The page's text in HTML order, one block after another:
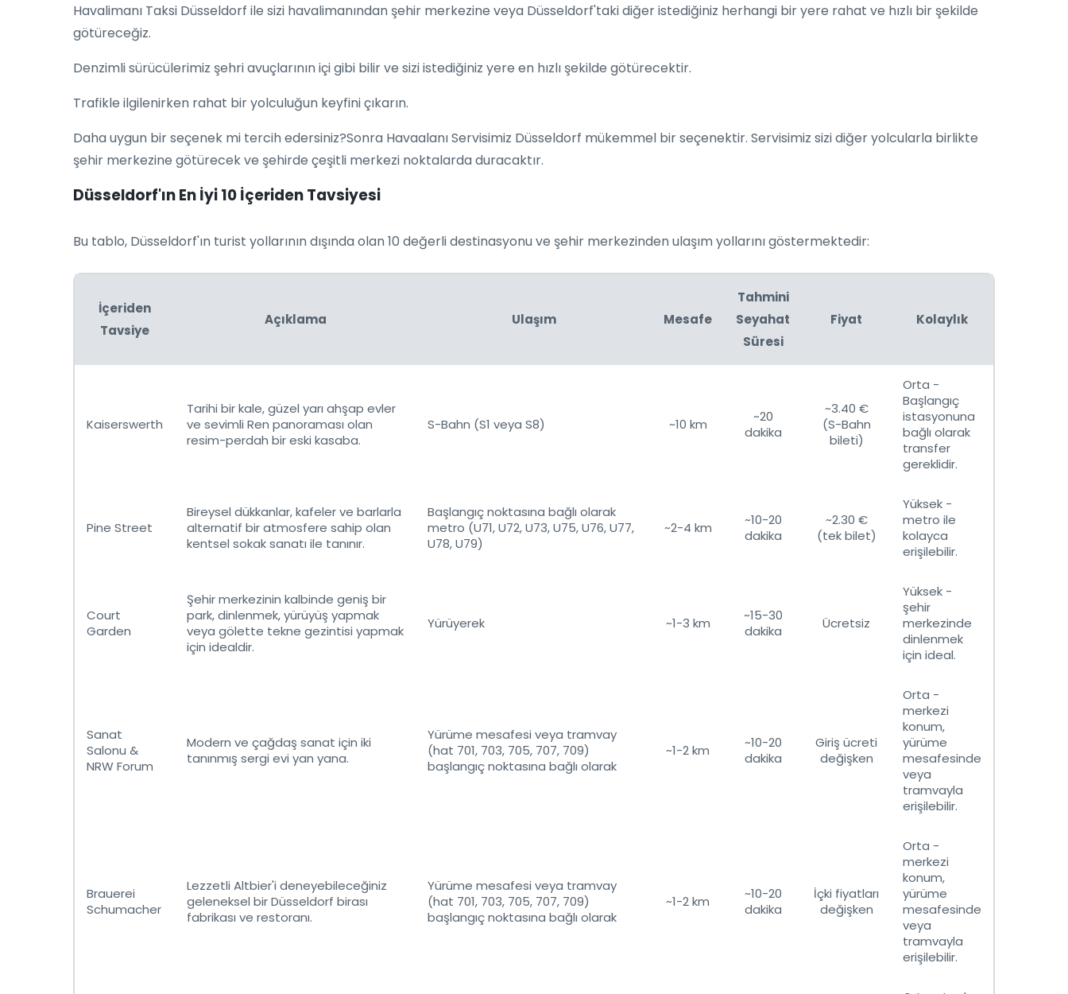
Havalimanı Taksi Düsseldorf ile sizi havalimanından şehir merkezine veya Düsseldorf'taki diğer istediğiniz herhangi bir yere rahat ve hızlı bir şekilde
götüreceğiz.
Denzimli sürücülerimiz şehri avuçlarının içi gibi bilir ve sizi istediğiniz yere en hızlı şekilde götürecektir.
Trafikle ilgilenirken rahat bir yolculuğun keyfini çıkarın.
Daha uygun bir seçenek mi tercih edersiniz?Sonra Havaalanı Servisimiz Düsseldorf mükemmel bir seçenektir. Servisimiz sizi diğer yolcularla birlikte
şehir merkezine götürecek ve şehirde çeşitli merkezi noktalarda duracaktır.
Düsseldorf'ın En İyi 10 İçeriden Tavsiyesi
Bu tablo, Düsseldorf'ın turist yollarının dışında olan 10 değerli destinasyonu ve şehir merkezinden ulaşım yollarını göstermektedir:
İçeriden
Tavsiye
Açıklama Ulaşım Mesafe
Tahmini
Seyahat
Süresi
Fiyat Kolaylık
Kaiserswerth
Tarihi bir kale, güzel yarı ahşap evler
ve sevimli Ren panoraması olan
resim-perdah bir eski kasaba.
S-Bahn (S1 veya S8) ~10 km
~20
dakika
~3.40 €
(S-Bahn
bileti)
Orta -
Başlangıç
istasyonuna
bağlı olarak
transfer
gereklidir.
Pine Street
Bireysel dükkanlar, kafeler ve barlarla
alternatif bir atmosfere sahip olan
kentsel sokak sanatı ile tanınır.
Başlangıç noktasına bağlı olarak
metro (U71, U72, U73, U75, U76, U77,
U78, U79)
~2-4 km
~10-20
dakika
~2.30 €
(tek bilet)
Yüksek -
metro ile
kolayca
erişilebilir.
Court
Garden
Şehir merkezinin kalbinde geniş bir
park, dinlenmek, yürüyüş yapmak
veya gölette tekne gezintisi yapmak
için idealdir.
Yürüyerek ~1-3 km
~15-30
dakika
Ücretsiz
Yüksek -
şehir
merkezinde
dinlenmek
için ideal.
Sanat
Salonu &
NRW Forum
Modern ve çağdaş sanat için iki
tanınmış sergi evi yan yana.
Yürüme mesafesi veya tramvay
(hat 701, 703, 705, 707, 709)
başlangıç noktasına bağlı olarak
~1-2 km
~10-20
dakika
Giriş ücreti
değişken
Orta -
merkezi
konum,
yürüme
mesafesinde
veya
tramvayla
erişilebilir.
Brauerei
Schumacher
Lezzetli Altbier'i deneyebileceğiniz
geleneksel bir Düsseldorf birası
fabrikası ve restoranı.
Yürüme mesafesi veya tramvay
(hat 701, 703, 705, 707, 709)
başlangıç noktasına bağlı olarak
~1-2 km
~10-20
dakika
İçki fiyatları
değişken
Orta -
merkezi
konum,
yürüme
mesafesinde
veya
tramvayla
erişilebilir.